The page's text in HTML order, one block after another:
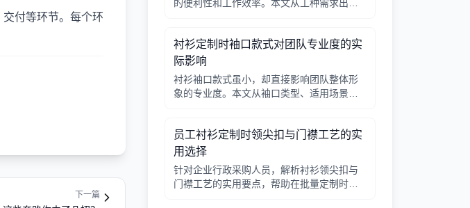
付等环节。每个环
下一篇
的便利性和工作效率。本文从工种需求出
衬衫定制时袖口款式对团队专业度的实
际影响
衬衫袖口款式虽小，却直接影响团队整体形
象的专业度。本文从袖口类型、适用场景、
员工衬衫定制时领尖扣与门襟工艺的实
用选择
针对企业行政采购人员，解析衬衫领尖扣与
门襟工艺的实用要点，帮助在批量定制时做